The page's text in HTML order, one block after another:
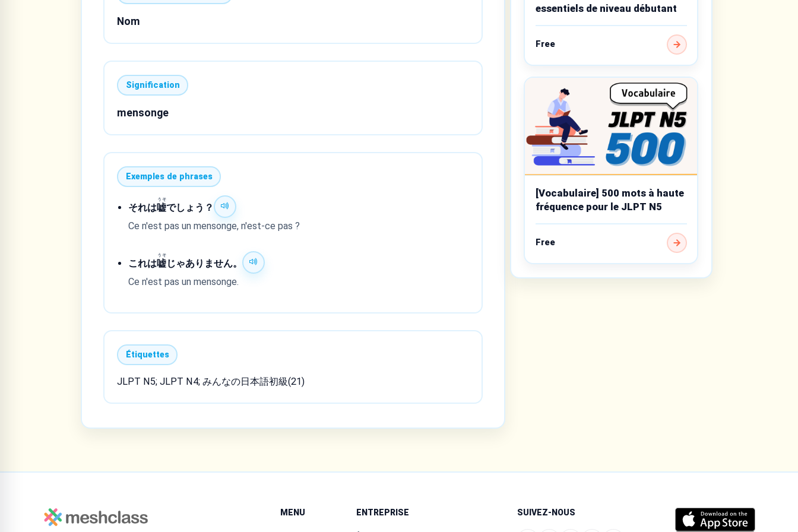
Nom
Signification
mensonge
Exemples de phrases
それは嘘
うそ
でしょう？
Ce n'est pas un mensonge, n'est-ce pas ?
これは嘘
うそ
じゃありません。
Ce n'est pas un mensonge.
Étiquettes
JLPT N5; JLPT N4; みんなの日本語初級(21)
essentiels de niveau débutant
Free
[Vocabulaire] 500 mots à haute
fréquence pour le JLPT N5
Free
MENU ENTREPRISE SUIVEZ-NOUS